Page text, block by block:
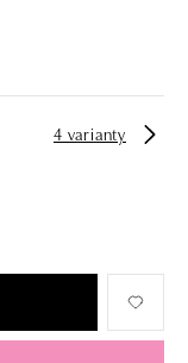
4 varianty